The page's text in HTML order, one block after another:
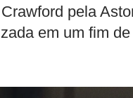
pela
em um fim